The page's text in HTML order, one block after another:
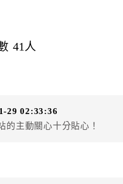
得異動訂單。
動限定
款。
差額。（限原訂飯店）
求退其差額。（限原訂飯店）
41人
29 02:33:36
的主動關心十分貼心！